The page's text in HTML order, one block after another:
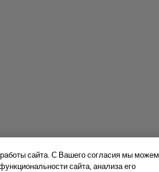
сайта. С Вашего согласия мы можем
сайта, анализа его